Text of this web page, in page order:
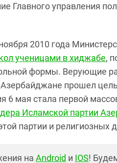
Главного управления
2010 года
ученицами в хиджабе,
формы. Верующие
Азербайджане прошел
6 мая стала первой
Исламской партии
партии и религиозных
на Android и IOS!